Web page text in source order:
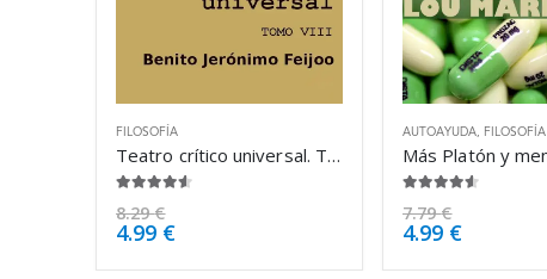
FILOSOFÍA
Teatro crítico universal. Tomo VIII – Benito Jerónimo Feijoo
8.29€
4.99 €
AUTOAYUDA FILOSOFÍA
7.79€
4.99 €